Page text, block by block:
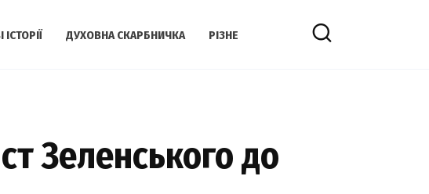
ДУХОВНА СКАРБНИЧКА РІЗНЕ
Зелeнського до